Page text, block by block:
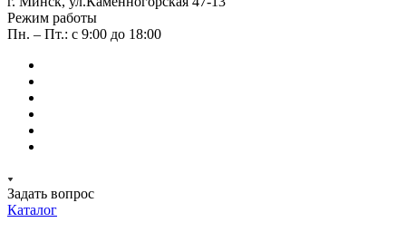
Режим работы
Пн. – Пт.: с 9:00 до 18:00
Задать вопрос
Каталог